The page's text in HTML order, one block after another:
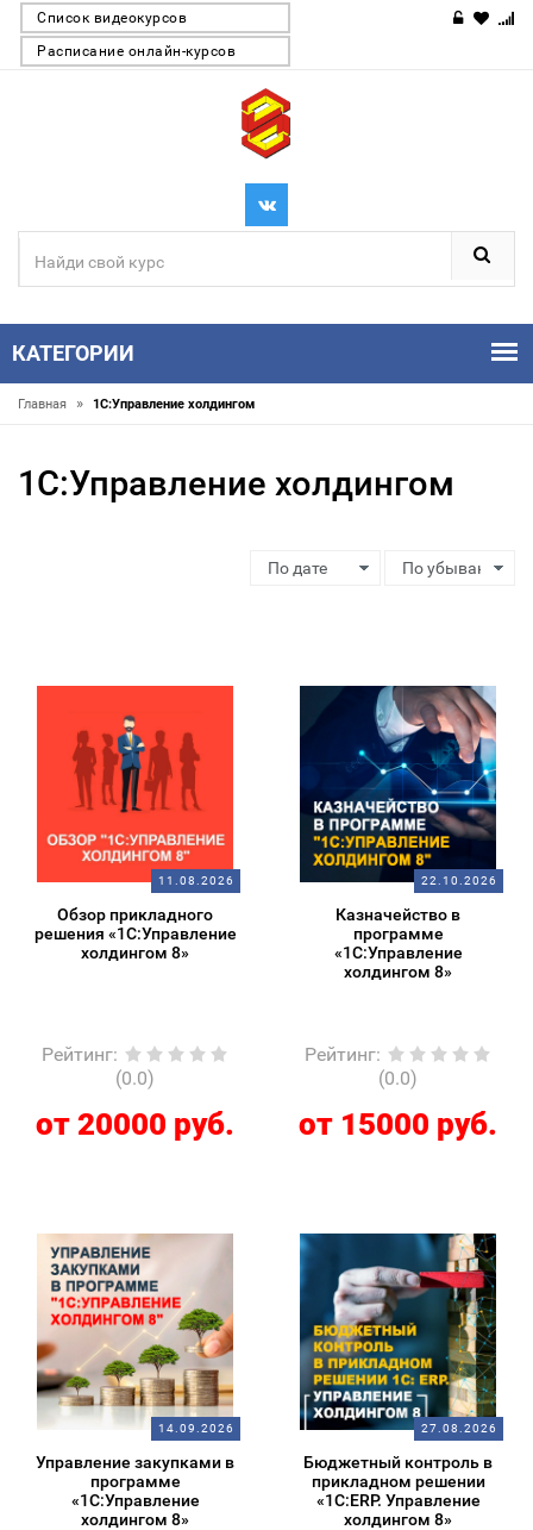
Список видеокурсов
Расписание онлайн-курсов
КАТЕГОРИИ
Главная » 1С:Управление холдингом
1С:Управление холдингом
11.08.2026
Обзор прикладного
решения «1С:Управление
холдингом 8»
Рейтинг:
(0.0)
от 20000 руб.
22.10.2026
Казначейство в
программе
«1С:Управление
холдингом 8»
Рейтинг:
(0.0)
от 15000 руб.
14.09.2026
Управление закупками в
программе
«1С:Управление
холдингом 8»
27.08.2026
Бюджетный контроль в
прикладном решении
«1С:ERP. Управление
холдингом 8»